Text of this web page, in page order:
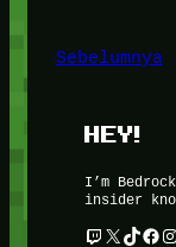
Sebelumnya
HEY!
I’m
insider
Twitch X TikTok Facebook Instagram